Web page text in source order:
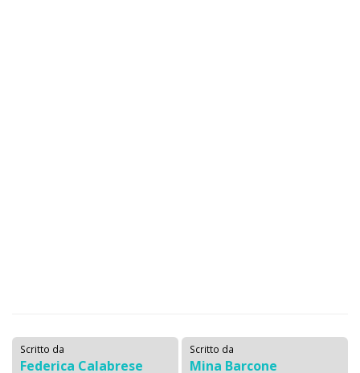
Scritto da
Federica Calabrese
Scritto da
Mina Barcone